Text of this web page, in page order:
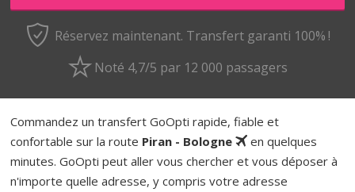
Réservez maintenant. Transfert garanti 100% !
Noté 4,7/5 par 12 000 passagers
Commandez un transfert GoOpti rapide, fiable et
confortable sur la route Piran - Bologne
en quelques
minutes. GoOpti peut aller vous chercher et vous déposer à
n'importe quelle adresse, y compris votre adresse